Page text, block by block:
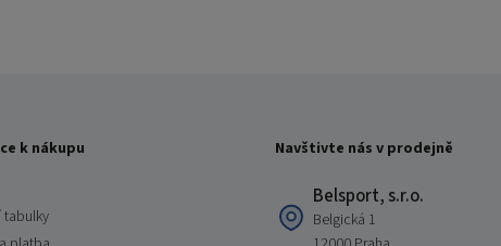
k nákupu
tabulky
Navštivte nás v prodejně
Belsport, s.r.o.
Belgická 1